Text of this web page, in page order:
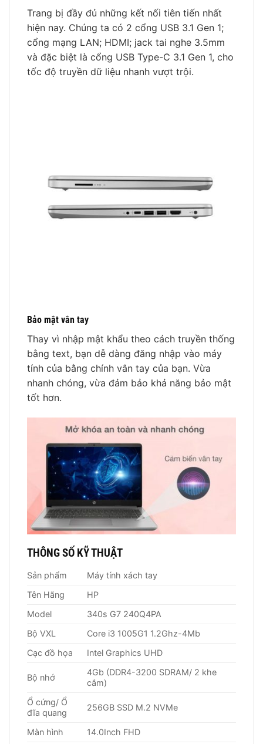
Trang bị đầy đủ những kết nối tiên tiến nhất
hiện nay. Chúng ta có 2 cổng USB 3.1 Gen 1;
cổng mạng LAN; HDMI; jack tai nghe 3.5mm
và đặc biệt là cổng USB Type-C 3.1 Gen 1, cho
tốc độ truyền dữ liệu nhanh vượt trội.
Bảo mật vân tay
Thay vì nhập mật khẩu theo cách truyền thống
bằng text, bạn dễ dàng đăng nhập vào máy
tính của bằng chính vân tay của bạn. Vừa
nhanh chóng, vừa đảm bảo khả năng bảo mật
tốt hơn.
THÔNG SỐ KỸ THUẬT
Sản phẩm
Máy tính xách tay
Tên Hãng
HP
Model
340s G7 240Q4PA
Bộ VXL
Core i3 1005G1 1.2Ghz-4Mb
Cạc đồ họa
Intel Graphics UHD
Bộ nhớ
4Gb (DDR4-3200 SDRAM/ 2 khe
cắm)
Ổ cứng/ Ổ
đĩa quang
256GB SSD M.2 NVMe
Màn hình 14.0Inch FHD